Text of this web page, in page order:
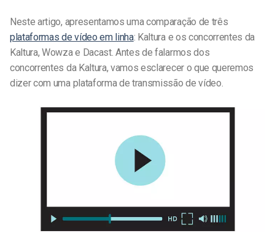
Neste artigo, apresentamos uma comparação de três
plataformas de vídeo em linha: Kaltura e os concorrentes da
Kaltura, Wowza e Dacast. Antes de falarmos dos
concorrentes da Kaltura, vamos esclarecer o que queremos
dizer com uma plataforma de transmissão de vídeo.